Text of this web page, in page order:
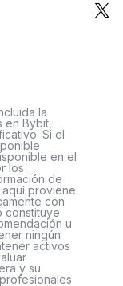
la
Bybit,
Si el
en el
los
de
proviene
con
constituye
u
ningún
activos
y su